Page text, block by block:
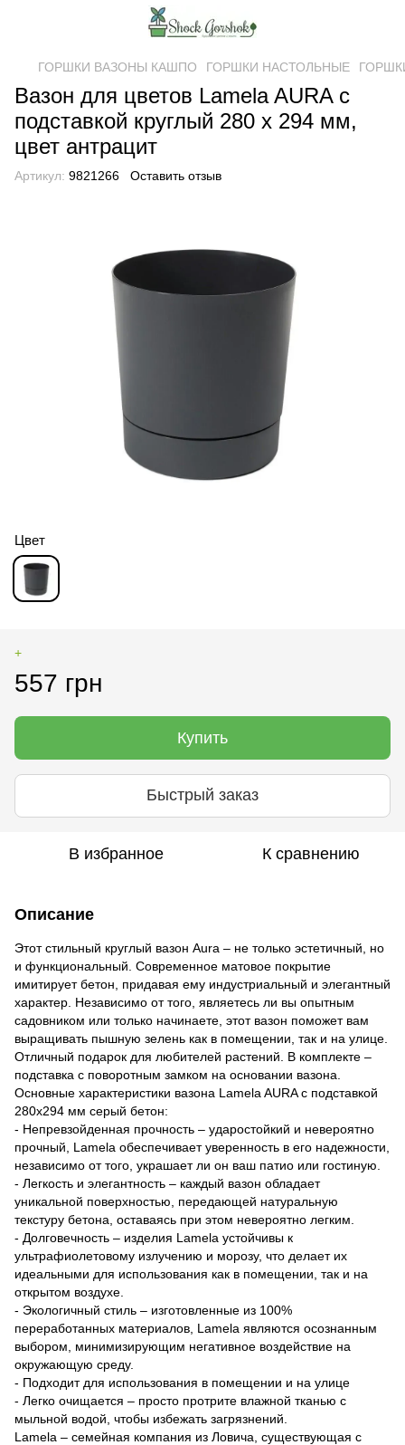
ГОРШКИ ВАЗОНЫ КАШПО ГОРШКИ НАСТОЛЬНЫЕ
Вазон для цветов Lamela AURA с
подставкой круглый 280 х 294 мм,
цвет антрацит
Артикул: 9821266 Оставить отзыв
Цвет
+
557 грн
Купить
Быстрый заказ
В избранное К сравнению
Описание
Этот стильный круглый вазон Aura – не только эстетичный, но
и функциональный. Современное матовое покрытие
имитирует бетон, придавая ему индустриальный и элегантный
характер. Независимо от того, являетесь ли вы опытным
садовником или только начинаете, этот вазон поможет вам
выращивать пышную зелень как в помещении, так и на улице.
Отличный подарок для любителей растений. В комплекте –
подставка с поворотным замком на основании вазона.
Основные характеристики вазона Lamela AURA с подставкой
280x294 мм серый бетон:
- Непревзойденная прочность – ударостойкий и невероятно
прочный, Lamela обеспечивает уверенность в его надежности,
независимо от того, украшает ли он ваш патио или гостиную.
- Легкость и элегантность – каждый вазон обладает
уникальной поверхностью, передающей натуральную
текстуру бетона, оставаясь при этом невероятно легким.
- Долговечность – изделия Lamela устойчивы к
ультрафиолетовому излучению и морозу, что делает их
идеальными для использования как в помещении, так и на
открытом воздухе.
- Экологичный стиль – изготовленные из 100%
переработанных материалов, Lamela являются осознанным
выбором, минимизирующим негативное воздействие на
окружающую среду.
- Подходит для использования в помещении и на улице
- Легко очищается – просто протрите влажной тканью с
мыльной водой, чтобы избежать загрязнений.
Lamela – семейная компания из Ловича, существующая с